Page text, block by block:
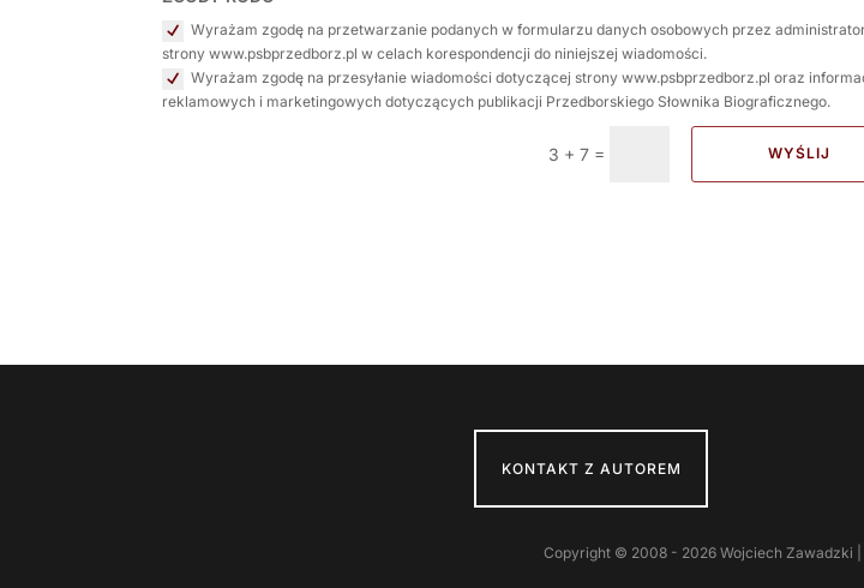
Wyrażam zgodę na przetwarzanie podanych w formularzu danych osobowych przez
strony www.psbprzedborz.pl w celach korespondencji do niniejszej wiadomości.
Wyrażam zgodę na przesyłanie wiadomości dotyczącej strony www.psbprzedborz.pl oraz
reklamowych i marketingowych dotyczących publikacji Przedborskiego Słownika Biograficznego.
3 + 7= WYŚLIJ
KONTAKT Z AUTOREM
Copyright © 2008 - 2026 Wojciech Zawadzki